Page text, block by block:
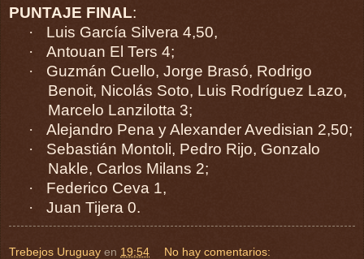
PUNTAJE FINAL:
·
Luis García Silvera 4,50,
·
Antouan El Ters 4;
·
Guzmán Cuello, Jorge Brasó, Rodrigo
Benoit, Nicolás Soto, Luis Rodríguez Lazo,
Marcelo Lanzilotta 3;
·
Alejandro Pena y Alexander Avedisian 2,50;
·
Sebastián Montoli, Pedro Rijo, Gonzalo
Nakle, Carlos Milans 2;
·
Federico Ceva 1,
·
Juan Tijera 0.
Trebejos Uruguay en 19:54 No hay comentarios: